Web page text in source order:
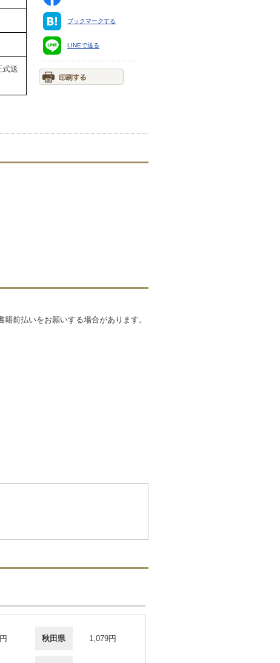
式送
ブックマークする
LINEで送る
前払いをお願いする場合があります。
秋田県 1,079円